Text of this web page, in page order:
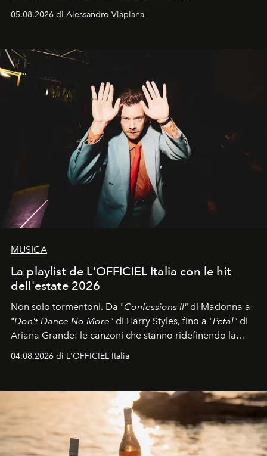
05.08.2026 di Alessandro Viapiana
MUSICA
La playlist de L'OFFICIEL Italia con le hit
dell'estate 2026
Non solo tormentoni. Da "Confessions II" di Madonna a
"Don't Dance No More" di Harry Styles, fino a "Petal" di
Ariana Grande: le canzoni che stanno ridefinendo la
colonna sonora della stagione.
04.08.2026 di L'OFFICIEL Italia